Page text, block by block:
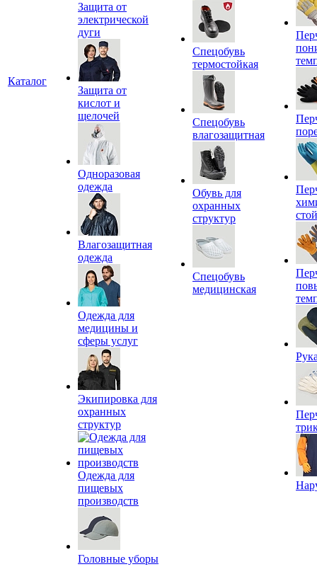
Каталог
Защита от
электрической
дуги
Защита от
кислот и
щелочей
Одноразовая
одежда
Влагозащитная
одежда
Одежда для
медицины и
сферы услуг
Экипировка для
охранных
структур
Одежда для
пищевых
производств
Головные уборы
Спецобувь
термостойкая
Спецобувь
влагозащитная
Обувь для
охранных
структур
Спецобувь
медицинская